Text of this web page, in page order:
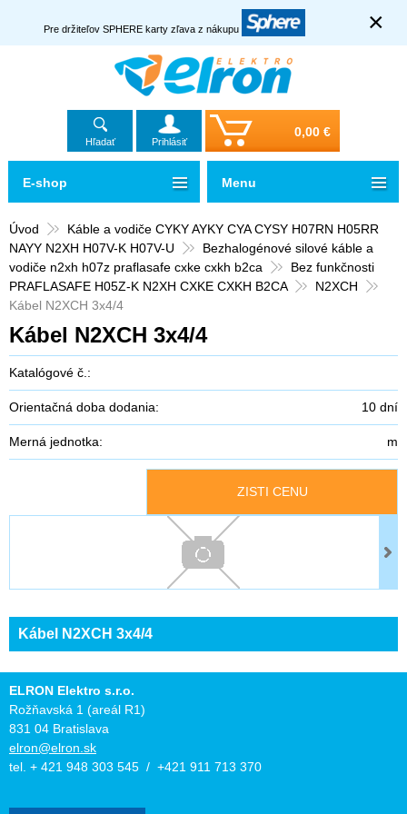
Pre držiteľov SPHERE karty zľava z nákupu ×
Hľadať Prihlásiť
0,00 €
Úvod
Káble a vodiče CYKY AYKY CYA CYSY H07RN H05RR
NAYY N2XH H07V-K H07V-U
Bezhalogénové silové káble a
vodiče n2xh h07z praflasafe cxke cxkh b2ca
Bez funkčnosti
PRAFLASAFE H05Z-K N2XH CXKE CXKH B2CA
N2XCH
Kábel N2XCH 3x4/4
Kábel N2XCH 3x4/4
Katalógové č.:
Orientačná doba dodania: 10 dní
Merná jednotka: m
ZISTI CENU
Kábel N2XCH 3x4/4
E-shop Menu
ELRON Elektro s.r.o.
Rožňavská 1 (areál R1)
831 04 Bratislava
elron@elron.sk
tel. + 421 948 303 545 / +421 911 713 370